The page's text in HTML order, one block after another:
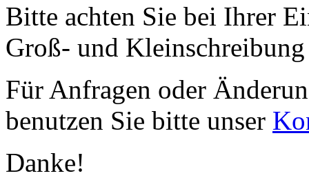
Bitte achten Sie bei Ihrer
Groß- und
Für Anfragen oder
benutzen Sie bitte unser
Danke!